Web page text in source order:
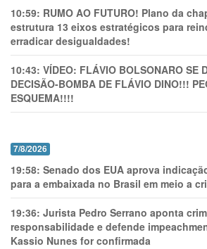
10:59: RUMO AO FUTURO! Plano da
estrutura 13 eixos estratégicos para
erradicar desigualdades!
10:43: VÍDEO: FLÁVIO BOLSONARO SE
DECISÃO-BOMBA DE FLÁVIO DINO!!!
ESQUEMA!!!!
7/8/2026
19:58: Senado dos EUA aprova
para a embaixada no Brasil em meio a
19:36: Jurista Pedro Serrano aponta
responsabilidade e defende
Kassio Nunes for confirmada